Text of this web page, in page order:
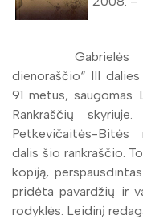
Gabrielės
dienoraščio“ III
91 metus,
Rankraščių
Petkevičaitės-Bitės
dalis šio rankraščio.
kopiją,
pridėta pavardžių ir
rodyklės. Leidinį